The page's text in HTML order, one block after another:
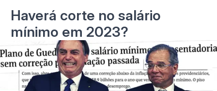
Haverá corte no salário
mínimo em 2023?